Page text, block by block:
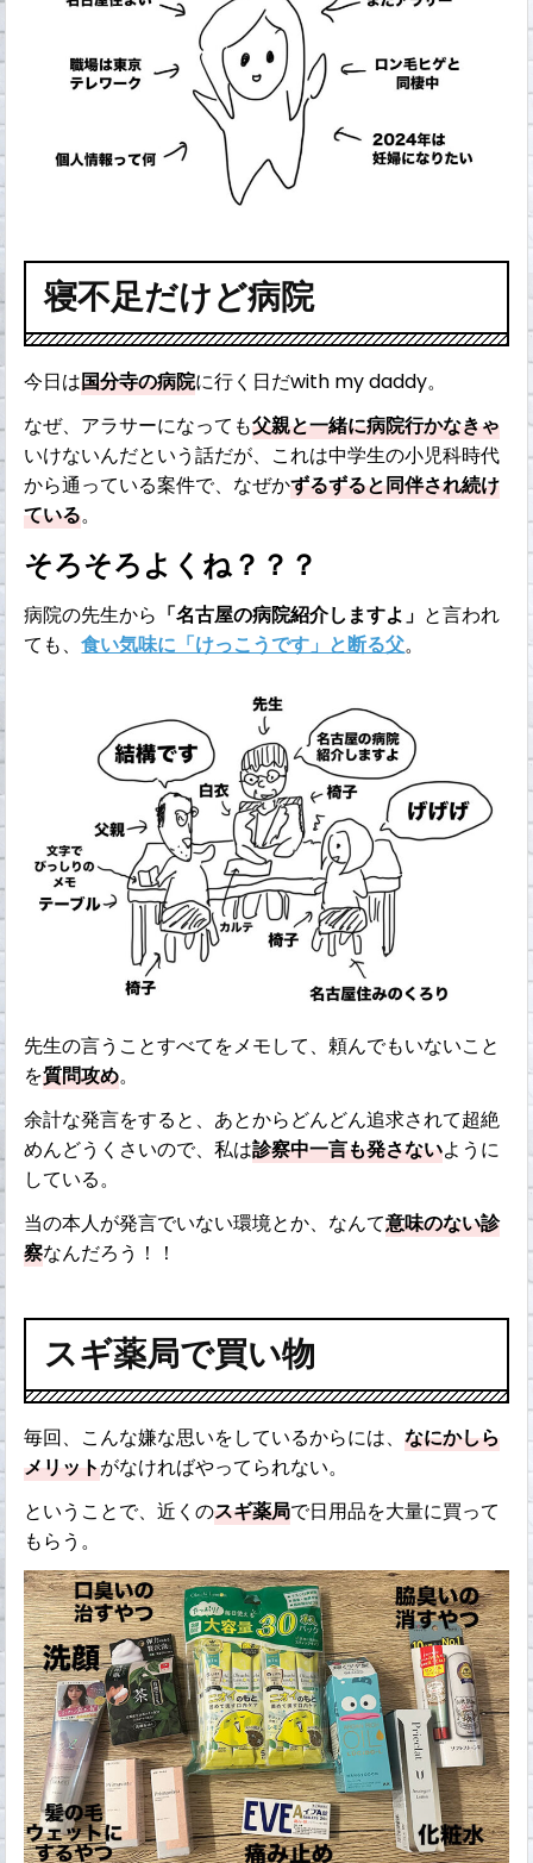
寝不足だけど病院
今日は国分寺の病院に行く日だwith my daddy。
なぜ、アラサーになっても父親と一緒に病院行かなきゃ
いけないんだという話だが、これは中学生の小児科時代
から通っている案件で、なぜかずるずると同伴され続け
ている。
そろそろよくね？？？
病院の先生から 「名古屋の病院紹介しますよ」 と言われ
ても、食い気味に「けっこうです」と断る父。
先生の言うことすべてをメモして、頼んでもいないこと
を質問攻め。
余計な発言をすると、あとからどんどん追求されて超絶
めんどうくさいので、私は診察中一言も発さないように
している。
当の本人が発言でいない環境とか、なんて意味のない診
察なんだろう！！
スギ薬局で買い物
毎回、こんな嫌な思いをしているからには、なにかしら
メリットがなければやってられない。
ということで、近くのスギ薬局で日用品を大量に買って
もらう。